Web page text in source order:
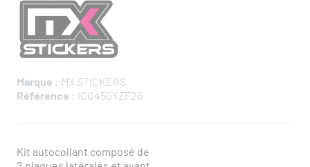
Marque : MX STICKERS
Référence : ICO450YZF26
Kit autocollant composé de